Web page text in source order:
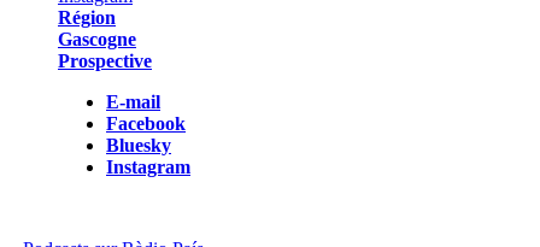
Région
Gascogne
Prospective
E-mail
Facebook
Bluesky
Instagram